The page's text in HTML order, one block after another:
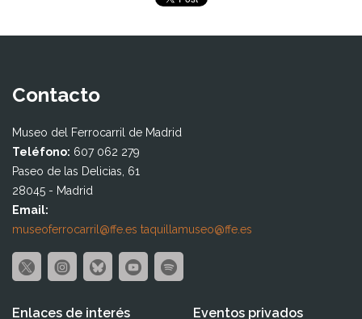
Contacto
Museo del Ferrocarril de Madrid
Teléfono: 607 062 279
Paseo de las Delicias, 61
28045 - Madrid
Email:
museoferrocarril@ffe.es taquillamuseo@ffe.es
Enlaces de interés
Eventos privados